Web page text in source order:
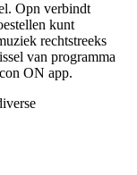
Opn verbindt
kunt
rechtstreeks
van programma
ON app.